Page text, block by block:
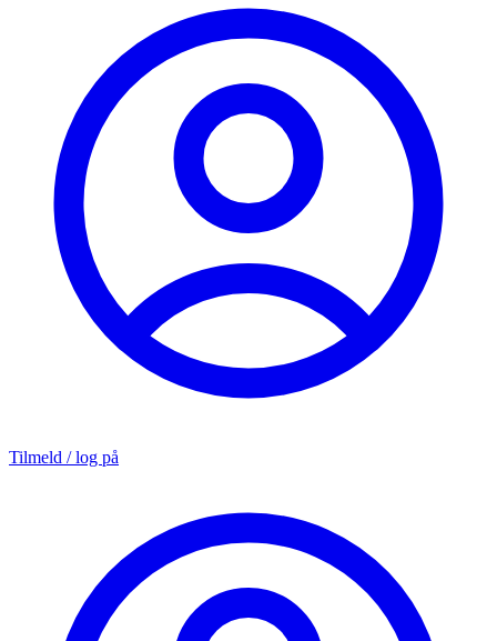
Tilmeld / log på